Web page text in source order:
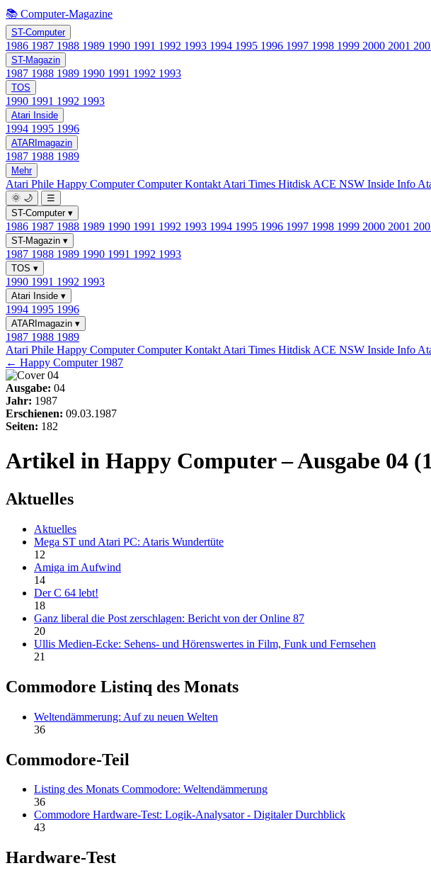
📚 Computer-Magazine
ST-Computer
1986 1987 1988 1989 1990 1991 1992 1993 1994 1995 1996 1997 1998 1999 2000 2001
ST-Magazin
1987 1988 1989 1990 1991 1992 1993
TOS
1990 1991 1992 1993
Atari Inside
1994 1995 1996
ATARImagazin
1987 1988 1989
Mehr
Atari Phile Happy ComputerComputer Kontakt Atari Times Hitdisk ACE NSW Inside Info
🌞 🌙
☰
ST-Computer ▾
1986 1987 1988 1989 1990 1991 1992 1993 1994 1995 1996 1997 1998 1999 2000 2001
ST-Magazin ▾
1987 1988 1989 1990 1991 1992 1993
TOS ▾
1990 1991 1992 1993
Atari Inside ▾
1994 1995 1996
ATARImagazin ▾
1987 1988 1989
Atari Phile Happy ComputerComputer Kontakt Atari Times Hitdisk ACE NSW Inside Info
← Happy Computer 1987
Ausgabe: 04
Jahr: 1987
Erschienen: 09.03.1987
Seiten: 182
Artikel in Happy Computer – Ausgabe 04
Aktuelles
Aktuelles
Mega ST und Atari PC: Ataris Wundertüte
12
Amiga im Aufwind
14
Der C 64 lebt!
18
Ganz liberal die Post zerschlagen: Bericht von der Online 87
20
Ullis Medien-Ecke: Sehens- und Hörenswertes in Film, Funk und Fernsehen
21
Commodore Listinq des Monats
Weltendämmerung: Auf zu neuen Welten
36
Commodore-Teil
Listing des Monats Commodore: Weltendämmerung
36
Commodore Hardware-Test: Logik-Analysator - Digitaler Durchblick
43
Hardware-Test